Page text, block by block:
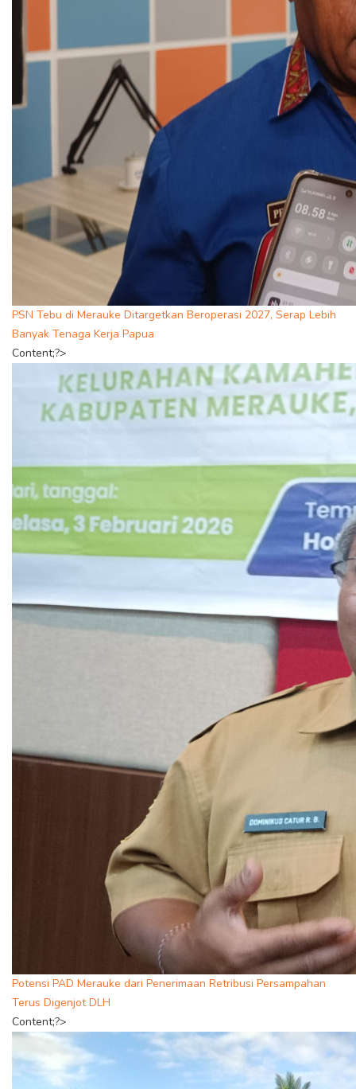
PSN Tebu di Merauke Ditargetkan Beroperasi 2027, Serap Lebih
Banyak Tenaga Kerja Papua
Content;?>
Potensi PAD Merauke dari Penerimaan Retribusi Persampahan
Terus Digenjot DLH
Content;?>